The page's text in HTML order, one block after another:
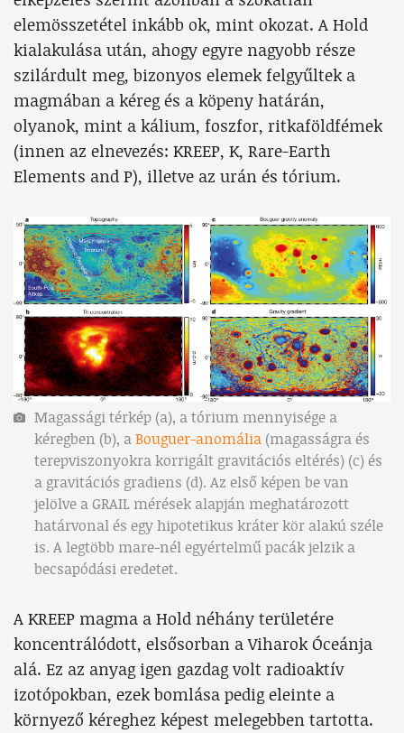
elemösszetétel inkább ok, mint okozat. A Hold
kialakulása után, ahogy egyre nagyobb része
szilárdult meg, bizonyos elemek felgyűltek a
magmában a kéreg és a köpeny határán,
olyanok, mint a kálium, foszfor, ritkaföldfémek
(innen az elnevezés: KREEP, K, Rare-Earth
Elements and P), illetve az urán és tórium.
Magassági térkép (a), a tórium mennyisége a
kéregben (b), aBouguer-anomália (magasságra és
terepviszonyokra korrigált gravitációs eltérés) (c) és
a gravitációs gradiens (d). Az első képen be van
jelölve a GRAIL mérések alapján meghatározott
határvonal és egy hipotetikus kráter kör alakú széle
is. A legtöbb mare-nél egyértelmű pacák jelzik a
becsapódási eredetet.
A KREEP magma a Hold néhány területére
koncentrálódott, elsősorban a Viharok Óceánja
alá. Ez az anyag igen gazdag volt radioaktív
izotópokban, ezek bomlása pedig eleinte a
környező kéreghez képest melegebben tartotta.